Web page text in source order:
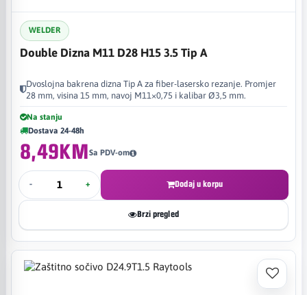
WELDER
Double Dizna M11 D28 H15 3.5 Tip A
Dvoslojna bakrena dizna Tip A za fiber-lasersko rezanje. Promjer
28 mm, visina 15 mm, navoj M11×0,75 i kalibar Ø3,5 mm.
Na stanju
Dostava 24-48h
8,49KMSa PDV-om
- + Dodaj u korpu
Brzi pregled